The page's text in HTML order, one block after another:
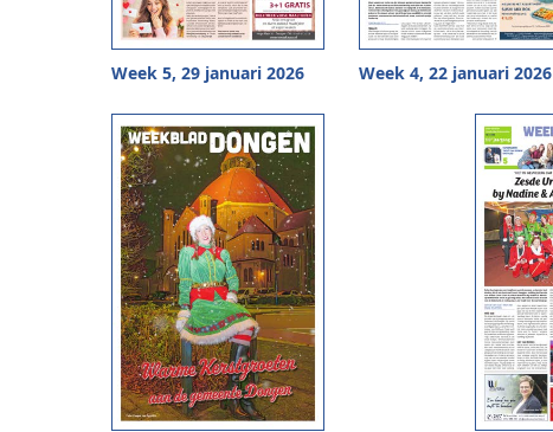
Week 5, 29 januari 2026 Week 4, 22 januari 2026